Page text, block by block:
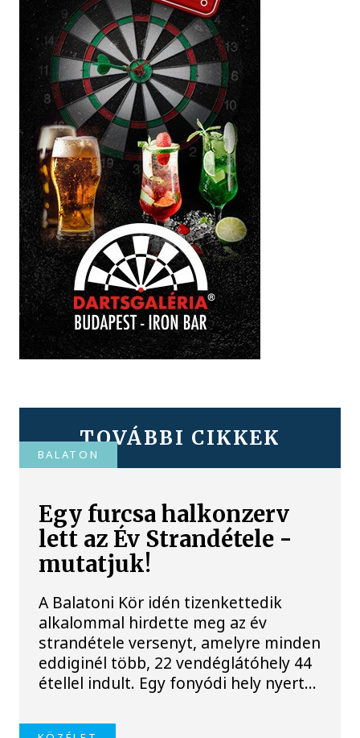
TOVÁBBI CIKKEK
BALATON
Egy furcsa halkonzerv
lett az Év Strandétele -
mutatjuk!
A Balatoni Kör idén tizenkettedik
alkalommal hirdette meg az év
strandétele versenyt, amelyre minden
eddiginél több, 22 vendéglátóhely 44
étellel indult. Egy fonyódi hely nyert...